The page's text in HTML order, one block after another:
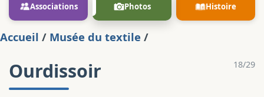
Associations Photos Histoire
Accueil / Musée du textile /
18/29
Ourdissoir